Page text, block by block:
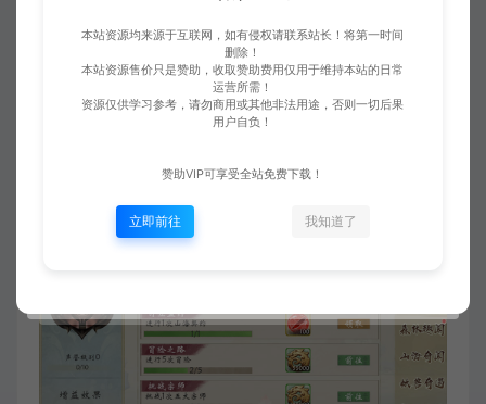
本站资源均来源于互联网，如有侵权请联系站长！将第一时间
删除！
本站资源售价只是赞助，收取赞助费用仅用于维持本站的日常
运营所需！
资源仅供学习参考，请勿商用或其他非法用途，否则一切后果
用户自负！
赞助VIP可享受全站免费下载！
立即前往 我知道了